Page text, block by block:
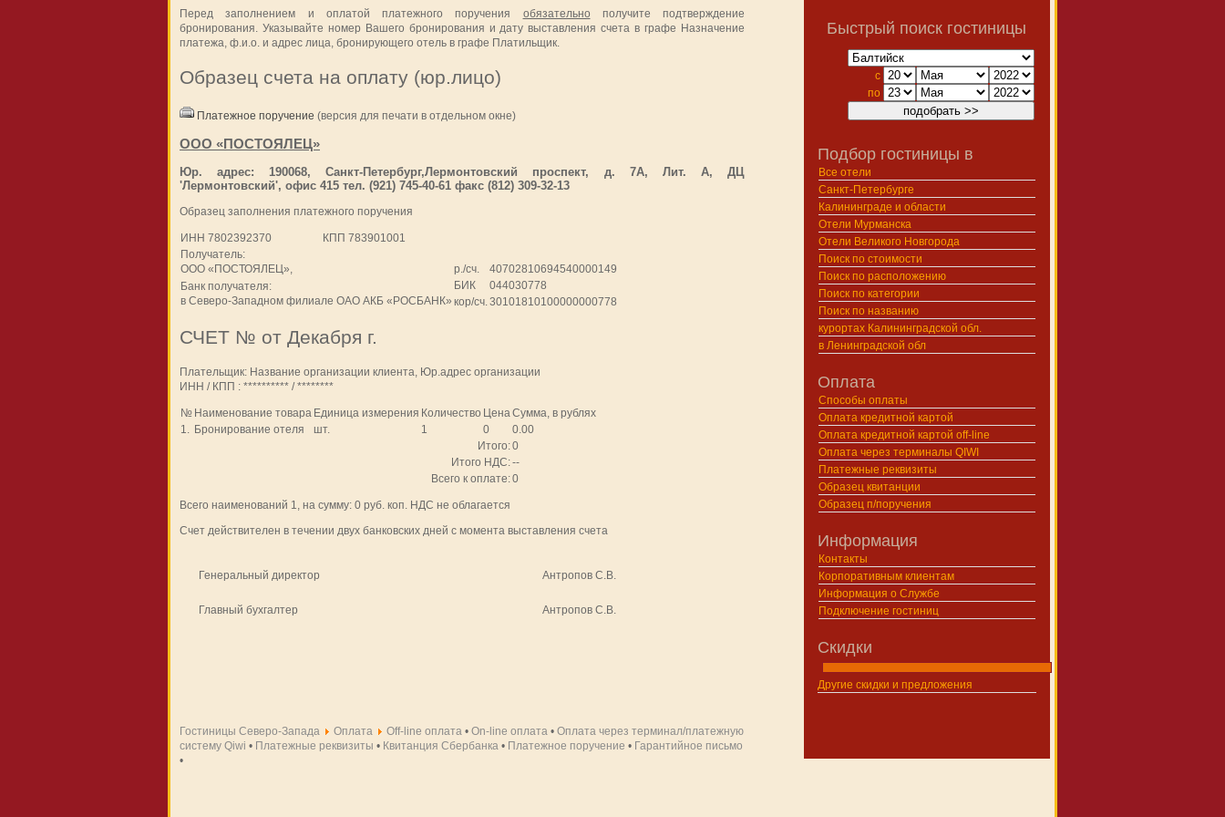
Перед заполнением и оплатой платежного поручения обязательно получите подтверждение
бронирования. Указывайте номер Вашего бронирования и дату выставления счета в графе Назначение
платежа, ф.и.о. и адрес лица, бронирующего отель в графе Платильщик.
Образец счета на оплату (юр.лицо)
Платежное поручение (версия для печати в отдельном окне)
ООО «ПОСТОЯЛЕЦ»
Юр. адрес: 190068, Санкт-Петербург,Лермонтовский проспект, д. 7А, Лит. А, ДЦ
'Лермонтовский', офис 415 тел. (921) 745-40-61 факс (812) 309-32-13
Образец заполнения платежного поручения
ИНН 7802392370 КПП 783901001
р./сч. 40702810694540000149
Получатель:
ООО «ПОСТОЯЛЕЦ»,
Банк получателя:
в Северо-Западном филиале ОАО АКБ «РОСБАНК»
БИК
044030778
кор/сч.30101810100000000778
СЧЕТ № от Декабря г.
Плательщик: Название организации клиента, Юр.адрес организации
ИНН / КПП : ********** / ********
№ Наименование товара Единица измерения Количество ЦенаСумма, в рублях
1. Бронирование отеля шт. 1 0
0.00
Итого:0
Итого НДС:--
Всего к оплате:0
Всего наименований 1, на сумму: 0 руб. коп. НДС не облагается
Счет действителен в течении двух банковских дней с момента выставления счета
Генеральный директор Антропов С.В.
Главный бухгалтер Антропов С.В.
Гостиницы Северо-Запада Оплата Off-line оплата • On-line оплата • Оплата через терминал/платежную
систему Qiwi • Платежные реквизиты • Квитанция Сбербанка • Платежное поручение • Гарантийное письмо
•
Быстрый поиск гостиницы
с
по
Подбор гостиницы в
Все отели
Санкт-Петербурге
Калининграде и области
Отели Мурманска
Отели Великого Новгорода
Поиск по стоимости
Поиск по расположению
Поиск по категории
Поиск по названию
курортах Калининградской обл.
в Ленинградской обл
Оплата
Способы оплаты
Оплата кредитной картой
Оплата кредитной картой off-line
Оплата через терминалы QIWI
Платежные реквизиты
Образец квитанции
Образец п/поручения
Информация
Контакты
Корпоративным клиентам
Информация о Службе
Подключение гостиниц
Скидки
Другие скидки и предложения